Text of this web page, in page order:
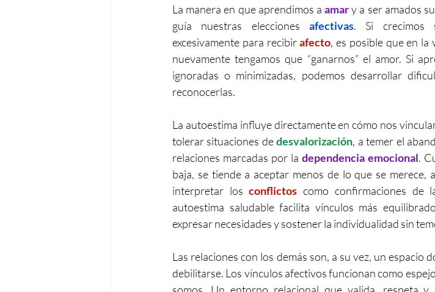
La manera en que aprendimos a amar y a ser amados
guía nuestras elecciones afectivas. Si crecimos
excesivamente para recibir afecto, es posible que en
nuevamente tengamos que “ganarnos” el amor. Si
ignoradas o minimizadas, podemos desarrollar
reconocerlas.
La autoestima influye directamente en cómo nos
tolerar situaciones de desvalorización, a temer el
relaciones marcadas por la dependencia emocional.
baja, se tiende a aceptar menos de lo que se
interpretar los conflictos como confirmaciones de
autoestima saludable facilita vínculos más
expresar necesidades y sostener la individualidad sin
Las relaciones con los demás son, a su vez, un espacio
debilitarse. Los vínculos afectivos funcionan como